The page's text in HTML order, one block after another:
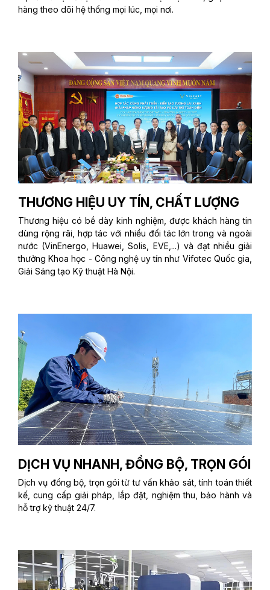
hàng theo dõi hệ thống mọi lúc, mọi nơi.
THƯƠNG HIỆU UY TÍN, CHẤT LƯỢNG
Thương hiệu có bề dày kinh nghiệm, được khách hàng tin
dùng rộng rãi, hợp tác với nhiều đối tác lớn trong và ngoài
nước (VinEnergo, Huawei, Solis, EVE,...) và đạt nhiều giải
thưởng Khoa học - Công nghệ uy tín như Vifotec Quốc gia,
Giải Sáng tạo Kỹ thuật Hà Nội.
DỊCH VỤ NHANH, ĐỒNG BỘ, TRỌN GÓI
Dịch vụ đồng bộ, trọn gói từ tư vấn khảo sát, tính toán thiết
kế, cung cấp giải pháp, lắp đặt, nghiệm thu, bảo hành và
hỗ trợ kỹ thuật 24/7.